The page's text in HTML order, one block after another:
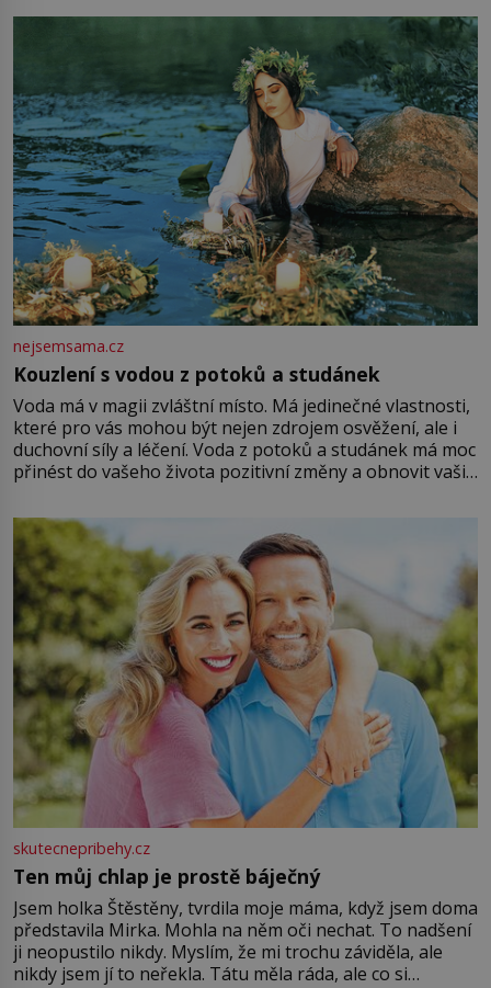
milostpaní. Stačí jenom na sukni,“ zhodnotí švadlena
množství růžového mušelínu. „Ošidili vás, podívejte.“
Vezme do ruky dřevěnou
nejsemsama.cz
Kouzlení s vodou z potoků a studánek
Voda má v magii zvláštní místo. Má jedinečné vlastnosti,
které pro vás mohou být nejen zdrojem osvěžení, ale i
duchovní síly a léčení. Voda z potoků a studánek má moc
přinést do vašeho života pozitivní změny a obnovit vaši
můžete obohatit své rituály a přinést do svého života
větší harmonii a klid. Je důležité
skutecnepribehy.cz
Ten můj chlap je prostě báječný
Jsem holka Štěstěny, tvrdila moje máma, když jsem doma
představila Mirka. Mohla na něm oči nechat. To nadšení
ji neopustilo nikdy. Myslím, že mi trochu záviděla, ale
nikdy jsem jí to neřekla. Tátu měla ráda, ale co si